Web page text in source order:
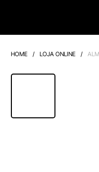
HOME / LOJA ONLINE /